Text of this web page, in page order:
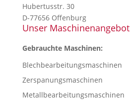
Hubertusstr. 30
D-77656 Offenburg
Unser Maschinenangebot
Gebrauchte Maschinen:
Blechbearbeitungsmaschinen
Zerspanungsmaschinen
Metallbearbeitungsmaschinen